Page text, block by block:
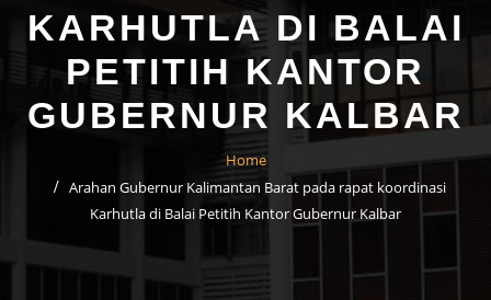
KARHUTLA DI BALAI
PETITIH KANTOR
GUBERNUR KALBAR
Home
Arahan Gubernur Kalimantan Barat pada rapat koordinasi
Karhutla di Balai Petitih Kantor Gubernur Kalbar